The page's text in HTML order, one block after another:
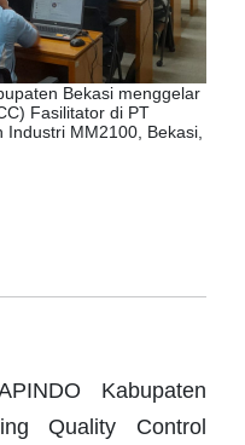
Bekasi menggelar
Fasilitator di PT
MM2100, Bekasi,
Kabupaten
Quality Control